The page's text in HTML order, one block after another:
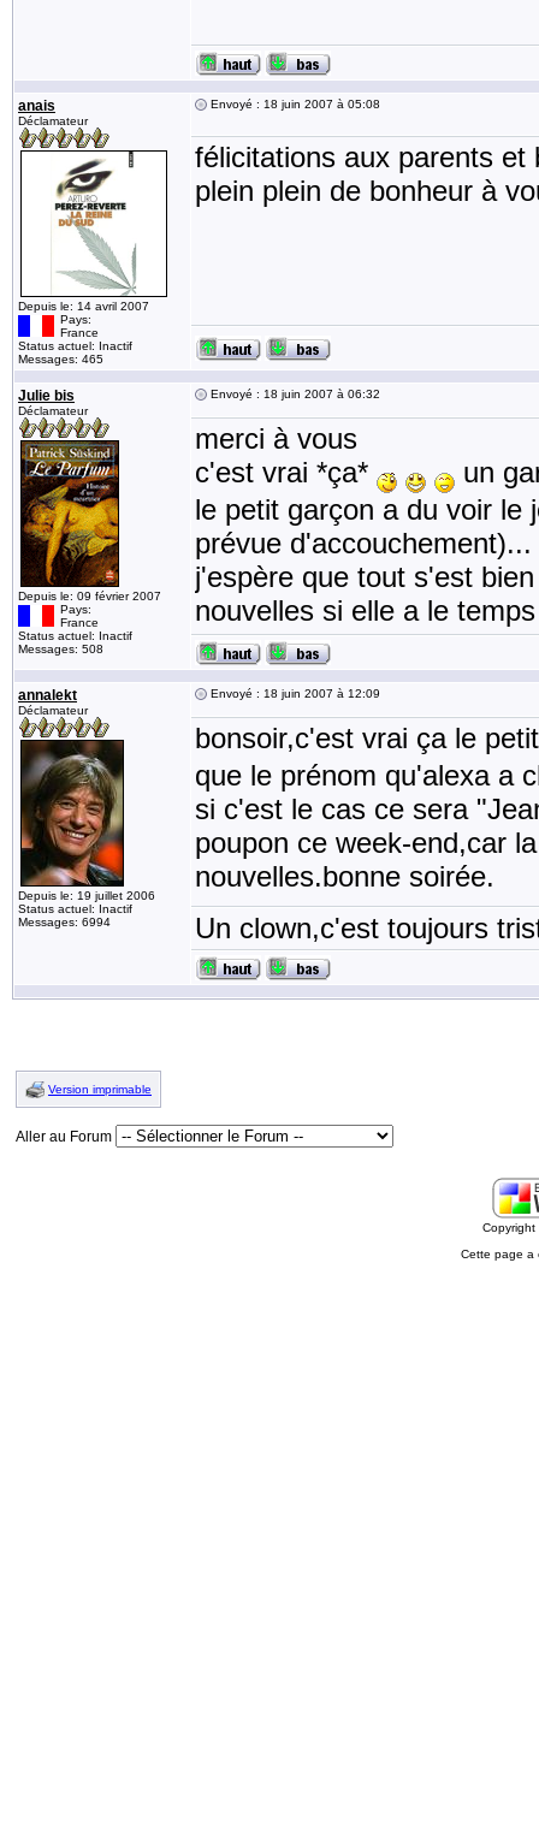
anais
Déclamateur
Depuis le: 14 avril 2007
Pays:
France
Status actuel: Inactif
Messages: 465
Envoyé : 18 juin 2007 à 05:08
félicitations aux parents et
plein plein de bonheur à
Julie bis
Déclamateur
Depuis le: 09 février 2007
Pays:
France
Status actuel: Inactif
Messages: 508
Envoyé : 18 juin 2007 à 06:32
merci à vous
c'est vrai *ça*
un
le petit garçon a du voir le
prévue d'accouchement)...
j'espère que tout s'est
nouvelles si elle a le
annalekt
Déclamateur
Depuis le: 19 juillet 2006
Status actuel: Inactif
Messages: 6994
Envoyé : 18 juin 2007 à 12:09
bonsoir,c'est vrai ça le
que le prénom qu'alexa a
si c'est le cas ce sera
poupon ce week-end,car
nouvelles.bonne soirée.
Un clown,c'est toujours
Version imprimable
Aller au Forum
Cette page a